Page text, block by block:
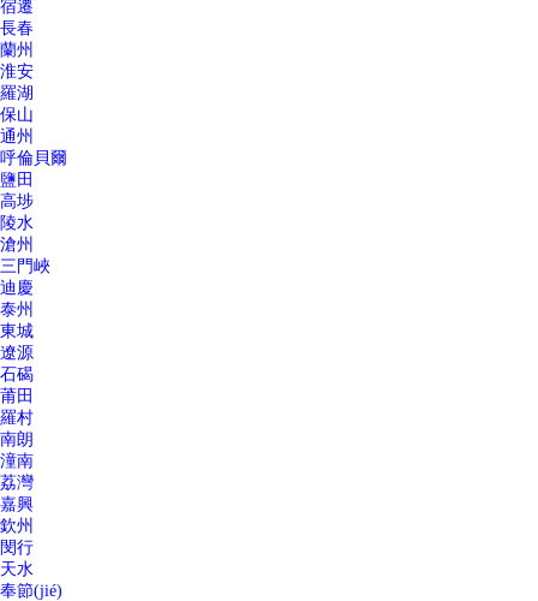
宿遷
長春
蘭州
淮安
羅湖
保山
通州
呼倫貝爾
鹽田
高埗
陵水
滄州
三門峽
迪慶
泰州
東城
遼源
石碣
莆田
羅村
南朗
潼南
荔灣
嘉興
欽州
閔行
天水
奉節(jié)